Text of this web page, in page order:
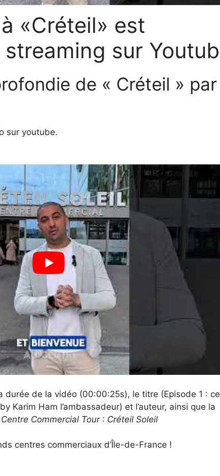
«Créteil» est
sur
de « Créteil » par
sur youtube.
durée de la vidéo (00:00:25s), le titre (Episode 1 :
Karim Ham l’ambassadeur) et l’auteur, ainsi que la
Commercial Tour : Créteil Soleil
centres commerciaux d’Île-de-France !